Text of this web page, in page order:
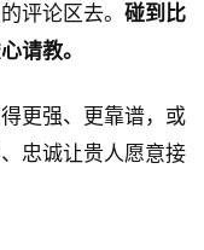
评论区去。 碰到比
请教。
更强、更靠谱，或
忠诚让贵人愿意接